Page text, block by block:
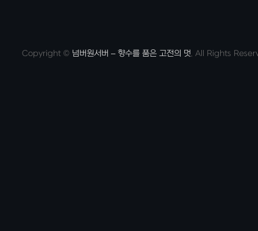
Copyright © 넘버원서버 – 향수를 품은 고전의 멋. All Rights